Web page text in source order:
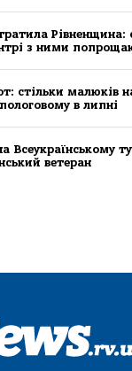
Рівненщина:
з ними
стільки малюків
в липні
Всеукраїнському
ветеран